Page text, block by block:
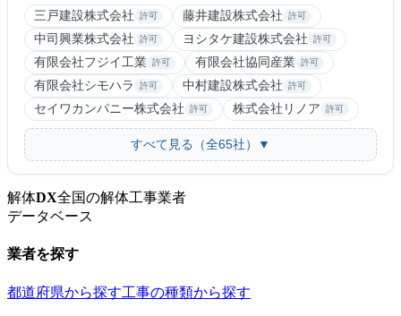
三戸建設株式会社 許可 藤井建設株式会社 許可
中司興業株式会社 許可 ヨシタケ建設株式会社 許可
有限会社フジイ工業 許可 有限会社協同産業 許可
有限会社シモハラ 許可 中村建設株式会社 許可
セイワカンパニー株式会社 許可 株式会社リノア 許可
すべて見る（全65社）▼
解体DX全国の解体工事業者
データベース
業者を探す
都道府県から探す工事の種類から探す